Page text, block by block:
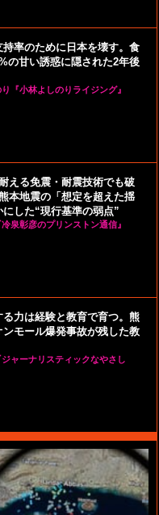
持率のために日本を壊す。食
の甘い誘惑に隠された2年後
『小林よしのりライジング』
える免震・耐震技術でも破
本地震の「想定を超えた揺
した“現行基準の弱点”
泉彰彦のプリンストン通信』
る力は経験と教育で育つ。熊
ンモール爆発事故が残した教
ャーナリスティックなやさし